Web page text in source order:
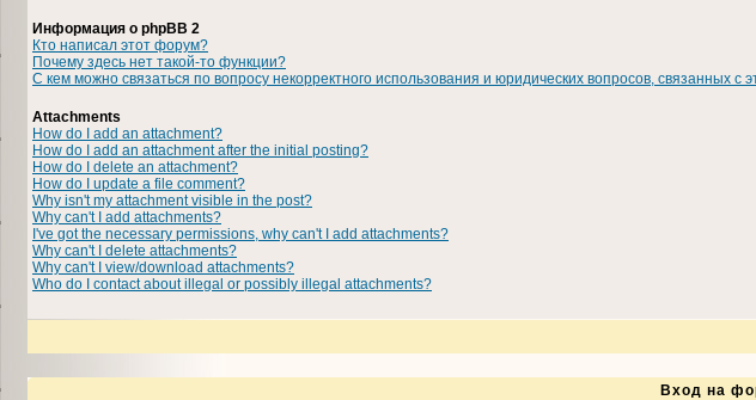
Информация о phpBB 2
Кто написал этот форум?
Почему здесь нет такой-то функции?
С кем можно связаться по вопросу некорректного использования и юридических вопросов, связанных с
Attachments
How do I add an attachment?
How do I add an attachment after the initial posting?
How do I delete an attachment?
How do I update a file comment?
Why isn't my attachment visible in the post?
Why can't I add attachments?
I've got the necessary permissions, why can't I add attachments?
Why can't I delete attachments?
Why can't I view/download attachments?
Who do I contact about illegal or possibly illegal attachments?
Вход на